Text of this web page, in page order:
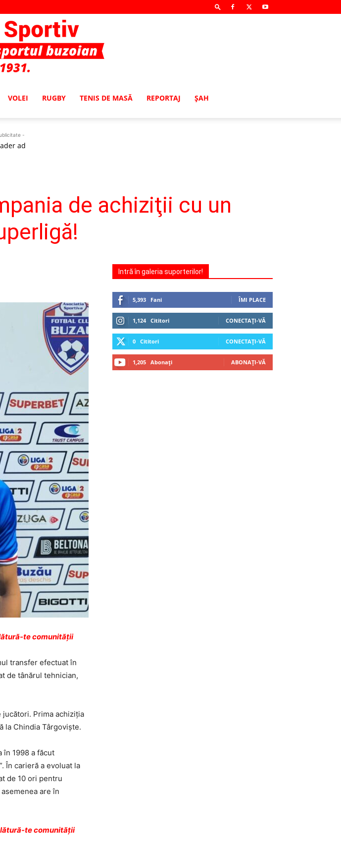
VOLEI RUGBY TENIS DE MASĂ REPORTAJ ŞAH
-
ad
de achiziţii cu un
te comunității
transfer efectuat în
de tânărul tehnician,
jucători. Prima achiziția
la Chindia Târgoviște.
în 1998 a făcut
În carieră a evoluat la
de 10 ori pentru
are în
te comunității
Intră în galeria suporterilor!
5,393 Fani ÎMI PLACE
1,124 Cititori CONECTAȚI-VĂ
0 Cititori CONECTAȚI-VĂ
1,205 Abonați ABONAȚI-VĂ